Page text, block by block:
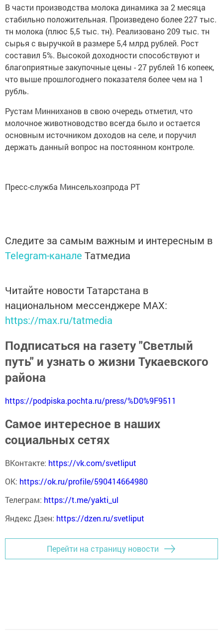
В части производства молока динамика за 2 месяца
стабильно положительная. Произведено более 227 тыс.
тн молока (плюс 5,5 тыс. тн). Реализовано 209 тыс. тн
сырья с выручкой в размере 5,4 млрд рублей. Рост
составил 5%. Высокой доходности способствуют и
благоприятные закупочные цены - 27 рублей 16 копеек,
что выше прошлогоднего показателя более чем на 1
рубль.
Рустам Минниханов в свою очередь отметил, что
молочное животноводство всегда было и остается
основным источником доходов на селе, и поручил
держать данный вопрос на постоянном контроле.
Пресс-служба Минсельхозпрода РТ
Следите за самым важным и интересным в
Telegram-канале Татмедиа
Читайте новости Татарстана в
национальном мессенджере MАХ:
https://max.ru/tatmedia
Подписаться на газету "Светлый
путь" и узнать о жизни Тукаевского
района
https://podpiska.pochta.ru/press/%D0%9F9511
Самое интересное в наших
социальных сетях
ВКонтакте: https://vk.com/svetliput
ОК: https://ok.ru/profile/590414664980
Телеграм: https://t.me/yakti_ul
Яндекс Дзен: https://dzen.ru/svetliput
Перейти на страницу новости